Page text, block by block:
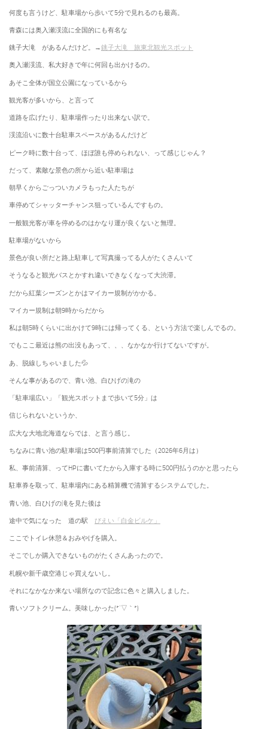
何度も言うけど、駐車場から歩いて5分で見れるのも最高。
青森には奥入瀬渓流に全国的にも有名な
銚子大滝 があるんだけど。→銚子大滝 旅東北観光スポット
奥入瀬渓流、私大好きで年に何回も出かけるの。
あそこ全体が国立公園になっているから
観光客が多いから、と言って
道路を広げたり、駐車場作ったり出来ない訳で。
渓流沿いに数十台駐車スペースがあるんだけど
ピーク時に数十台って、ほぼ誰も停められない、って感じじゃん？
だって、素敵な景色の所から近い駐車場は
朝早くからごっついカメラもった人たちが
車停めてシャッターチャンス狙っているんですもの。
一般観光客が車を停めるのはかなり運が良くないと無理。
駐車場がないから
景色が良い所だと路上駐車して写真撮ってる人がたくさんいて
そうなると観光バスとかすれ違いできなくなって大渋滞。
だから紅葉シーズンとかはマイカー規制がかかる。
マイカー規制は朝9時からだから
私は朝5時くらいに出かけて9時には帰ってくる、という方法で楽しんでるの。
でもここ最近は熊の出没もあって、、、なかなか行けてないですが。
あ、脱線しちゃいました💦
そんな事があるので、青い池、白ひげの滝の
「駐車場広い」「観光スポットまで歩いて5分」は
信じられないというか、
広大な大地北海道ならでは、と言う感じ。
ちなみに青い池の駐車場は500円事前清算でした（2026年6月は）
私、事前清算、ってHPに書いてたから入庫する時に500円払うのかと思ったら
駐車券を取って、駐車場内にある精算機で清算するシステムでした。
青い池、白ひげの滝を見た後は
途中で気になった 道の駅 びえい「白金ビルケ」
ここでトイレ休憩＆おみやげを購入。
そこでしか購入できないものがたくさんあったので。
札幌や新千歳空港じゃ買えないし。
それになかなか来ない場所なので記念に色々と購入しました。
青いソフトクリーム。美味しかった(*´▽｀*)